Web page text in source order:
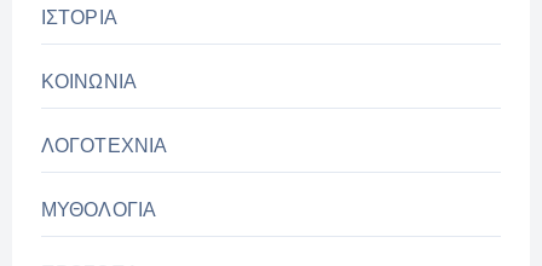
ΙΣΤΟΡΙΑ
ΚΟΙΝΩΝΙΑ
ΛΟΓΟΤΕΧΝΙΑ
ΜΥΘΟΛΟΓΙΑ